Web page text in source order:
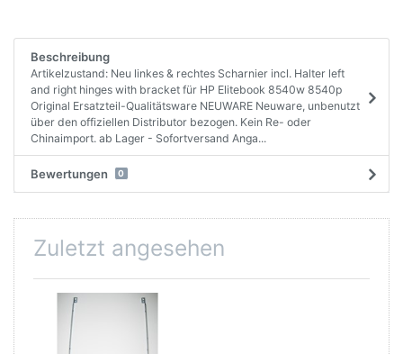
Beschreibung
Artikelzustand: Neu linkes & rechtes Scharnier incl. Halter left
and right hinges with bracket für HP Elitebook 8540w 8540p
Original Ersatzteil-Qualitätsware NEUWARE Neuware, unbenutzt
über den offiziellen Distributor bezogen. Kein Re- oder
Chinaimport. ab Lager - Sofortversand Anga...
Bewertungen 0
Zuletzt angesehen